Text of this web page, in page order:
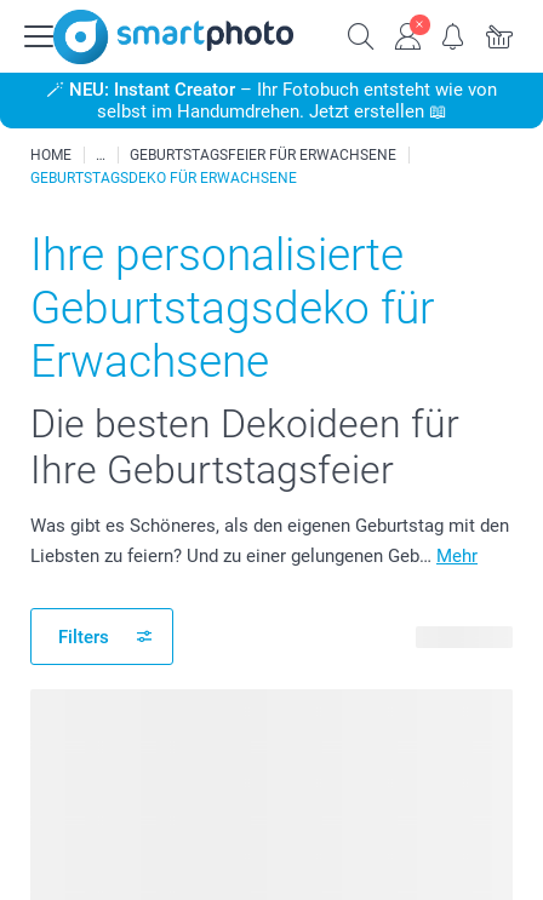
🪄 NEU: Instant Creator – Ihr Fotobuch entsteht wie von
selbst im Handumdrehen. Jetzt erstellen 📖
HOME
GEBURTSTAGSFEIER FÜR ERWACHSENE
GEBURTSTAGSDEKO FÜR ERWACHSENE
Ihre personalisierte
Geburtstagsdeko für
Erwachsene
Die besten Dekoideen für
Ihre Geburtstagsfeier
Was gibt es Schöneres, als den eigenen Geburtstag mit den
Liebsten zu feiern? Und zu einer gelungenen Geb… Mehr
Filters